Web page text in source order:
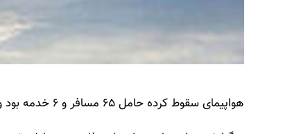
هواپیمای سقوط کرده حامل ۶۵ مسافر و ۶ خدمه بود و به سمت مسکو در حرکت بوده است.